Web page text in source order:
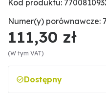
Kod produktu:
Numer(y) porównawcze:
111,30 zł
(W tym VAT)
Dostępny